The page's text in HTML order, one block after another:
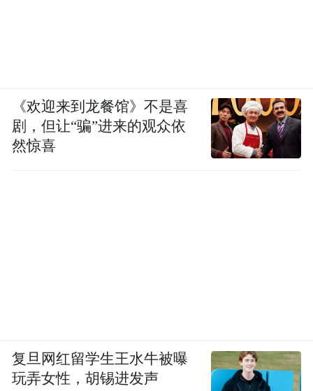
《欢迎来到龙餐馆》不是喜
剧，但让“骗”进来的观众依
然惊喜
复旦网红留学生王水牛被曝
玩弄女性，胡锡进发声